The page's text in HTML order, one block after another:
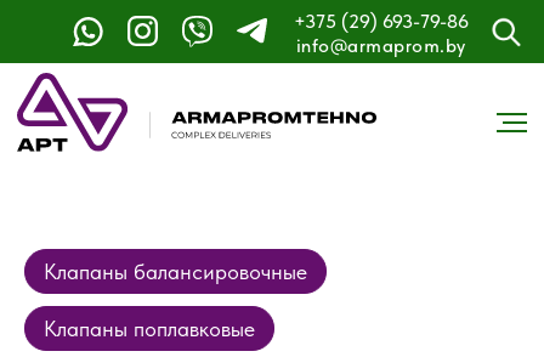
+375 (29) 693-79-86
info@armaprom.by
Клапаны балансировочные
Клапаны поплавковые